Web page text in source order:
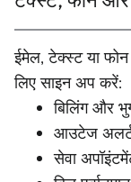
ईमेल, टेक्स्ट या
लिए साइन अप करें:
बिलिंग और
आउटेज
सेवा